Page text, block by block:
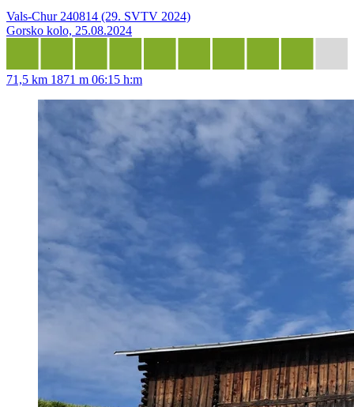
Vals-Chur 240814 (29. SVTV 2024)
Gorsko kolo, 25.08.2024
71,5 km 1871 m 06:15 h:m